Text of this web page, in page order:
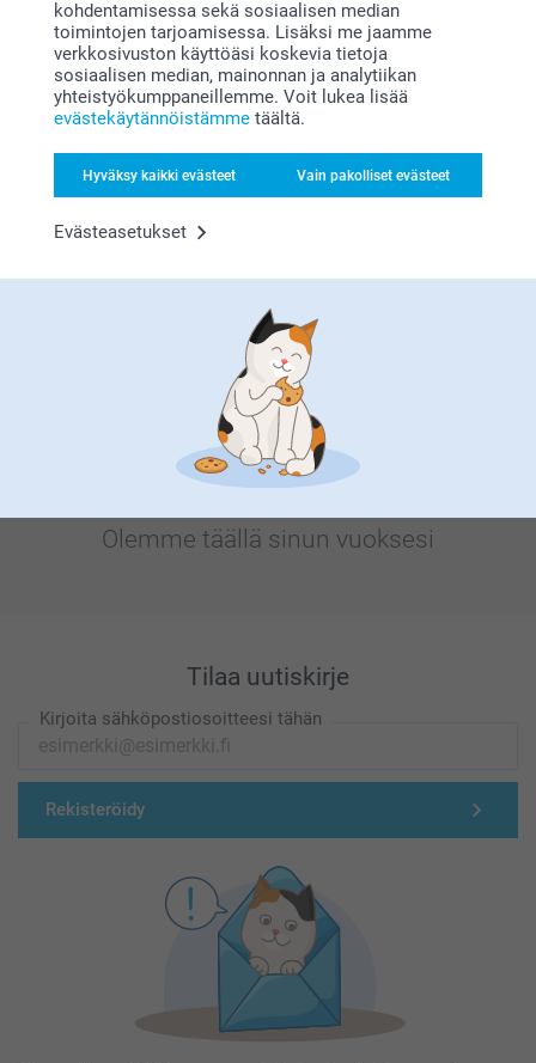
kohdentamisessa sekä sosiaalisen median
toimintojen tarjoamisessa. Lisäksi me jaamme
verkkosivuston käyttöäsi koskevia tietoja
sosiaalisen median, mainonnan ja analytiikan
yhteistyökumppaneillemme. Voit lukea lisää
evästekäytännöistämme täältä.
Hyväksy kaikki evästeet Vain pakolliset evästeet
Evästeasetukset
Bonusta kaikista tilauksista
Etsitkö inspiraatiota?
Olemme täällä sinun vuoksesi
Tilaa uutiskirje
Kirjoita sähköpostiosoitteesi tähän
Rekisteröidy